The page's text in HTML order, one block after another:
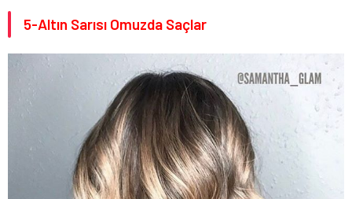
5-Altın Sarısı Omuzda Saçlar